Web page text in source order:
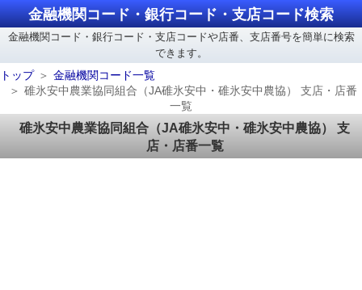
金融機関コード・銀行コード・支店コード検索
金融機関コード・銀行コード・支店コードや店番、支店番号を簡単に検索
できます。
トップ
金融機関コード一覧
碓氷安中農業協同組合（JA碓氷安中・碓氷安中農協） 支店・店番
一覧
碓氷安中農業協同組合（JA碓氷安中・碓氷安中農協） 支
店・店番一覧